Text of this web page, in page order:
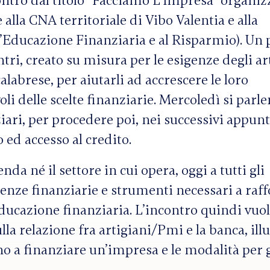
CNA territoriale di Vibo Valentia e alla
Finanziaria e al Risparmio). Un
creato su misura per le esigenze degli
per aiutarli ad accrescere le loro
delle scelte finanziarie. Mercoledì si
per procedere poi, nei successivi
accesso al credito.
né il settore in cui opera, oggi a tutti gli
finanziarie e strumenti necessari a
finanziaria. L’incontro quindi
relazione fra artigiani/Pmi e la banca,
a finanziare un’impresa e le modalità per